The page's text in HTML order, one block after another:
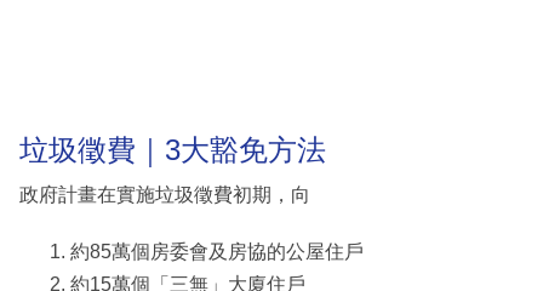
垃圾徵費｜3大豁免方法
政府計畫在實施垃圾徵費初期，向
約85萬個房委會及房協的公屋住戶
約15萬個「三無」大廈住戶